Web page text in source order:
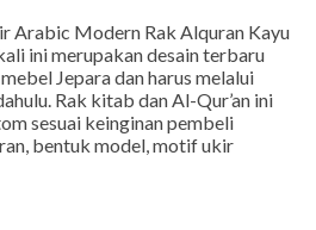
Arabic Modern Rak Alquran Kayu
ini merupakan desain terbaru
Jepara dan harus melalui
Rak kitab dan Al-Qur’an ini
sesuai keinginan pembeli
bentuk model, motif ukir